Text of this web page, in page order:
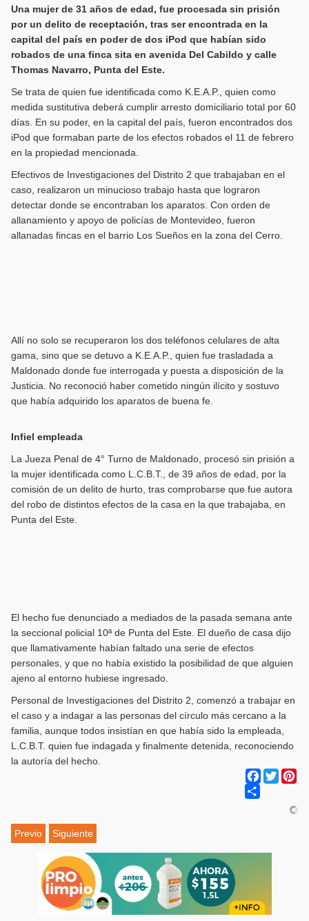
Una mujer de 31 años de edad, fue procesada sin prisión
por un delito de receptación, tras ser encontrada en la
capital del país en poder de dos iPod que habían sido
robados de una finca sita en avenida Del Cabildo y calle
Thomas Navarro, Punta del Este.
Se trata de quien fue identificada como K.E.A.P., quien como
medida sustitutiva deberá cumplir arresto domiciliario total por 60
días. En su poder, en la capital del país, fueron encontrados dos
iPod que formaban parte de los efectos robados el 11 de febrero
en la propiedad mencionada.
Efectivos de Investigaciones del Distrito 2 que trabajaban en el
caso, realizaron un minucioso trabajo hasta que lograron
detectar donde se encontraban los aparatos. Con orden de
allanamiento y apoyo de policías de Montevideo, fueron
allanadas fincas en el barrio Los Sueños en la zona del Cerro.
Allí no solo se recuperaron los dos teléfonos celulares de alta
gama, sino que se detuvo a K.E.A.P., quien fue trasladada a
Maldonado donde fue interrogada y puesta a disposición de la
Justicia. No reconoció haber cometido ningún ilícito y sostuvo
que había adquirido los aparatos de buena fe.
Infiel empleada
La Jueza Penal de 4° Turno de Maldonado, procesó sin prisión a
la mujer identificada como L.C.B.T., de 39 años de edad, por la
comisión de un delito de hurto, tras comprobarse que fue autora
del robo de distintos efectos de la casa en la que trabajaba, en
Punta del Este.
El hecho fue denunciado a mediados de la pasada semana ante
la seccional policial 10ª de Punta del Este. El dueño de casa dijo
que llamativamente habían faltado una serie de efectos
personales, y que no había existido la posibilidad de que alguien
ajeno al entorno hubiese ingresado.
Personal de Investigaciones del Distrito 2, comenzó a trabajar en
el caso y a indagar a las personas del círculo más cercano a la
familia, aunque todos insistían en que había sido la empleada,
L.C.B.T. quien fue indagada y finalmente detenida, reconociendo
la autoría del hecho.
Facebook
Twitter
Previo Siguiente